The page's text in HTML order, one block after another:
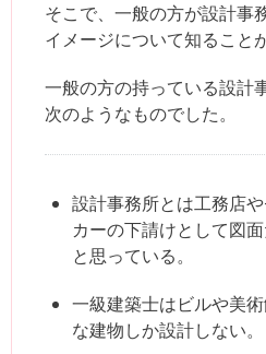
そこで、一般の方が設計事
イメージについて知ること
一般の方の持っている設計
次のようなものでした。
設計事務所とは工務店
カーの下請けとして図
と思っている。
一級建築士はビルや美
な建物しか設計しない。